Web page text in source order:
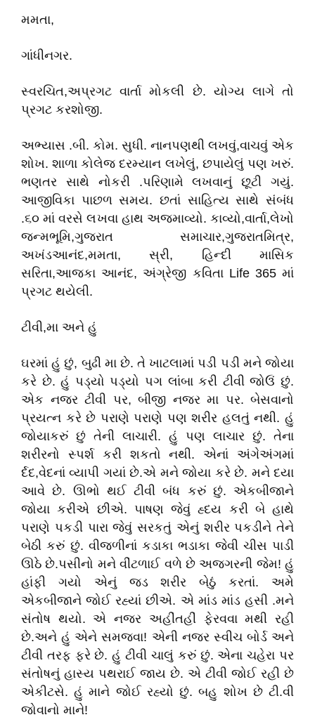
મમતા,
ગાંધીનગર.
સ્વરચિત,અપ્રગટ વાર્તા મોકલી છે. યોગ્ય લાગે તો
પ્રગટ કરશોજી.
અભ્યાસ .બી. કોમ. સુધી. નાનપણથી લખવું,વાચવું એક
શોખ. શાળા કોલેજ દરમ્યાન લખેલું, છપાયેલું પણ ખરું.
ભણતર સાથે નોકરી .પરિણામે લખવાનું છૂટી ગયું.
આજીવિકા પાછળ સમય. છતાં સાહિત્ય સાથે સંબંધ
.૬૦ માં વરસે લખવા હાથ અજમાવ્યો. કાવ્યો,વાર્તા,લેખો
જન્મભૂમિ,ગુજરાત સમાચાર,ગુજરાતમિત્ર,
અખંડઆનંદ,મમતા, સ્રી, હિન્દી માસિક
સરિતા,આજકા આનંદ, અંગ્રેજી કવિતા Life 365 માં
પ્રગટ થયેલી.
ટીવી,મા અને હું
ઘરમાં હું છું, બુઢી મા છે. તે ખાટલામાં પડી પડી મને જોયા
કરે છે. હું પડ્યો પડ્યો પગ લાંબા કરી ટીવી જોઉં છું.
એક નજર ટીવી પર, બીજી નજર મા પર. બેસવાનો
પ્રયત્ન કરે છે પરાણે પરાણે પણ શરીર હલતું નથી. હું
જોયાકરું છું તેની લાચારી. હું પણ લાચાર છું. તેના
શરીરનો સ્પર્શ કરી શકતો નથી. એનાં અંગેઅંગમાં
ર્દદ,વેદનાં વ્યાપી ગયાં છે.એ મને જોયા કરે છે. મને દયા
આવે છે. ઊભો થઈ ટીવી બંધ કરું છું. એકબીજાને
જોયા કરીએ છીએ. પાષણ જેવું હ્દય કરી બે હાથે
પરાણે પકડી પારા જેવું સરકતું એનું શરીર પકડીને તેને
બેઠી કરું છું. વીજળીનાં કડાકા ભડાકા જેવી ચીસ પાડી
ઊઠે છે.પસીનો મને વીંટળાઈ વળે છે અજગરની જેમ! હું
હાંફી ગયો એનું જડ શરીર બેઠું કરતાં. અમે
એકબીજાને જોઈ રહ્યાં છીએ. એ માંડ માંડ હસી .મને
સંતોષ થયો. એ નજર અહીંતહીં ફેરવવા મથી રહી
છે.અને હું એને સમજવા! એની નજર સ્વીચ બોર્ડ અને
ટીવી તરફ ફરે છે. હું ટીવી ચાલું કરું છું. એના ચહેરા પર
સંતોષનું હાસ્ય પથરાઈ જાય છે. એ ટીવી જોઈ રહી છે
એકીટસે. હું માને જોઈ રહ્યો છું. બહુ શોખ છે ટી.વી
જોવાનો માને!